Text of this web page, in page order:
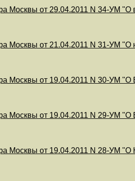
Москвы от 29.04.2011 N 34-УМ "О
Москвы от 21.04.2011 N 31-УМ "О
Москвы от 19.04.2011 N 30-УМ
Москвы от 19.04.2011 N 29-УМ
Москвы от 19.04.2011 N 28-УМ "О